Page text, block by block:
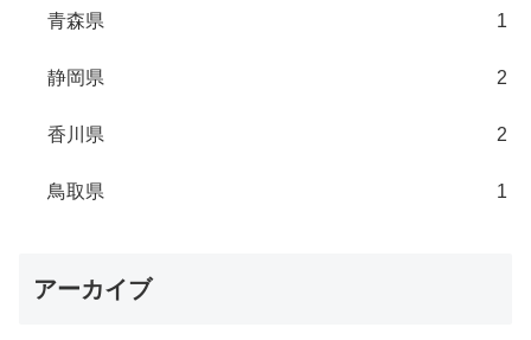
青森県 1
静岡県 2
香川県 2
鳥取県 1
アーカイブ